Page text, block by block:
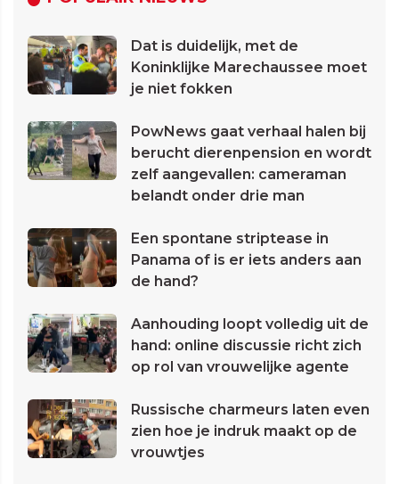
Dat is duidelijk, met de
Koninklijke Marechaussee moet
je niet fokken
PowNews gaat verhaal halen bij
berucht dierenpension en wordt
zelf aangevallen: cameraman
belandt onder drie man
Een spontane striptease in
Panama of is er iets anders aan
de hand?
Aanhouding loopt volledig uit de
hand: online discussie richt zich
op rol van vrouwelijke agente
Russische charmeurs laten even
zien hoe je indruk maakt op de
vrouwtjes